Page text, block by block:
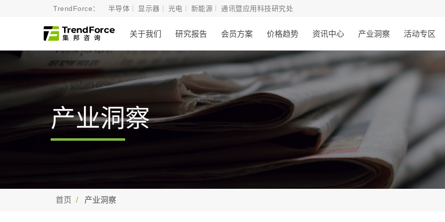
TrendForce： 半导体 显示器 光电 新能源 通讯暨应用科技研究处
关于我们 研究报告 会员方案 价格趋势 资讯中心 产业洞察 活动专区
产业洞察
首页 产业洞察